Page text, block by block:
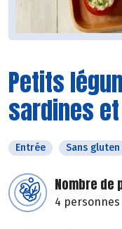
Petits
sardines
Entrée Sans gluten
Nombre de
4 personnes